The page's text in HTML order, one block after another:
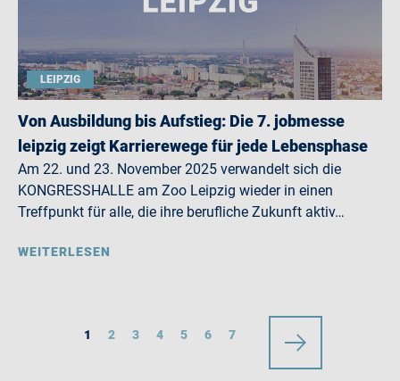
LEIPZIG
Von Ausbildung bis Aufstieg: Die 7. jobmesse
leipzig zeigt Karrierewege für jede Lebensphase
Am 22. und 23. November 2025 verwandelt sich die
KONGRESSHALLE am Zoo Leipzig wieder in einen
Treffpunkt für alle, die ihre berufliche Zukunft aktiv…
WEITERLESEN
1 2 3 4 5 6 7